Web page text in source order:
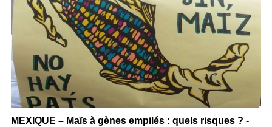
MEXIQUE – Maïs à gènes empilés : quels risques ? -